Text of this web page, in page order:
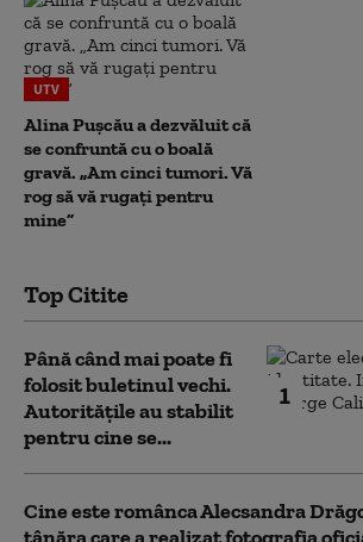
UTV
Alina Pușcău a dezvăluit că
se confruntă cu o boală
gravă. „Am cinci tumori. Vă
rog să vă rugați pentru
mine”
Top Citite
1
Până când mai poate fi
folosit buletinul vechi.
Autoritățile au stabilit
pentru cine se...
Cine este românca Alecsandra